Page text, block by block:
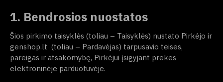
1. Bendrosios nuostatos
Šios pirkimo taisyklės (toliau – Taisyklės) nustato Pirkėjo ir
genshop.lt (toliau – Pardavėjas) tarpusavio teises,
pareigas ir atsakomybę, Pirkėjui įsigyjant prekes
elektroninėje parduotuvėje.